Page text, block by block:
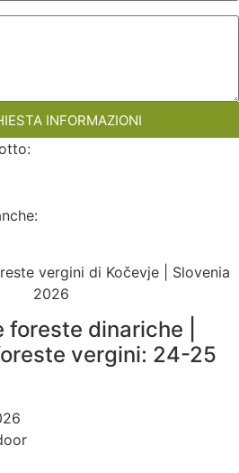
INFORMAZIONI
dinariche |
vergini: 24-25